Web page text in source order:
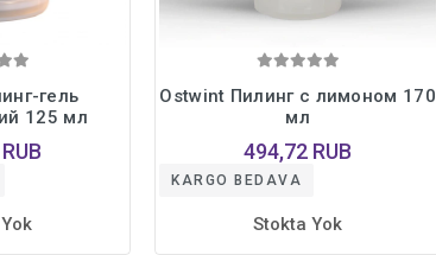
гель
125 мл
Ostwint Пилинг с лимоном 170
мл
494,72 RUB
KARGO BEDAVA
Stokta Yok